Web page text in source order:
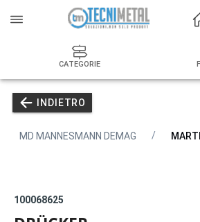
CATEGORIE
INDIETRO
MD MANNESMANN DEMAG
100068625